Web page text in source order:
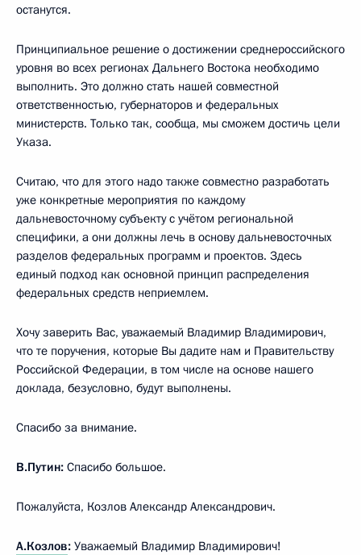
останутся.
Принципиальное решение о достижении среднероссийского
уровня во всех регионах Дальнего Востока необходимо
выполнить. Это должно стать нашей совместной
ответственностью, губернаторов и федеральных
министерств. Только так, сообща, мы сможем достичь цели
Указа.
Считаю, что для этого надо также совместно разработать
уже конкретные мероприятия по каждому
дальневосточному субъекту с учётом региональной
специфики, а они должны лечь в основу дальневосточных
разделов федеральных программ и проектов. Здесь
единый подход как основной принцип распределения
федеральных средств неприемлем.
Хочу заверить Вас, уважаемый Владимир Владимирович,
что те поручения, которые Вы дадите нам и Правительству
Российской Федерации, в том числе на основе нашего
доклада, безусловно, будут выполнены.
Спасибо за внимание.
В.Путин: Спасибо большое.
Пожалуйста, Козлов Александр Александрович.
А.Козлов: Уважаемый Владимир Владимирович!